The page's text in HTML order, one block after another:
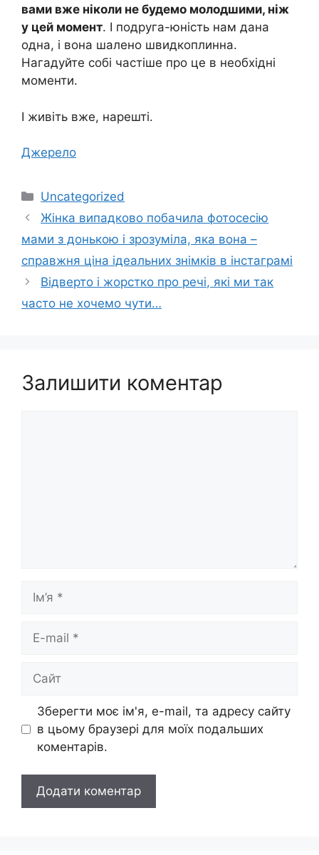
вами вже ніколи не будемо молодшими, ніж
у цей момент. І подруга-юність нам дана
одна, і вона шалено швидкоплинна.
Нагадуйте собі частіше про це в необхідні
моменти.
І живіть вже, нарешті.
Джерело
Категорії
Uncategorized
Жінка випадково побачила фотосесію
мами з донькою і зрозуміла, яка вона –
справжня ціна ідеальних знімків в інстаграмі
Відверто і жорстко про речі, які ми так
часто не хочемо чути…
Залишити коментар
Ім’я
Сайт
Зберегти моє ім'я, e-mail, та адресу сайту
в цьому браузері для моїх подальших
коментарів.